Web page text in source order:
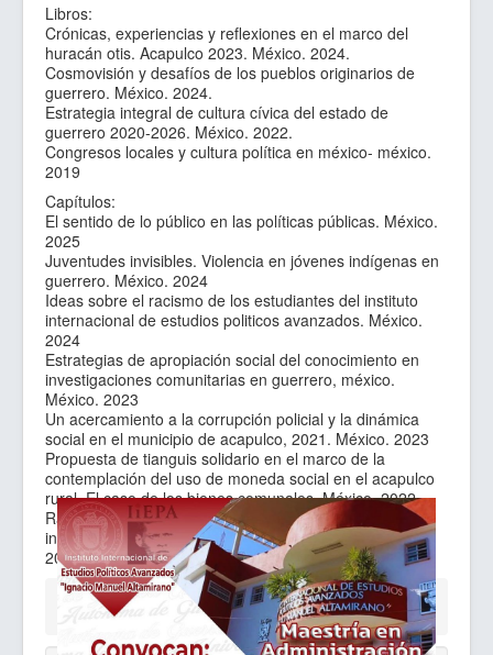
Libros:
Crónicas, experiencias y reflexiones en el marco del
huracán otis. Acapulco 2023. México. 2024.
Cosmovisión y desafíos de los pueblos originarios de
guerrero. México. 2024.
Estrategia integral de cultura cívica del estado de
guerrero 2020-2026. México. 2022.
Congresos locales y cultura política en méxico- méxico.
2019
Capítulos:
El sentido de lo público en las políticas públicas. México.
2025
Juventudes invisibles. Violencia en jóvenes indígenas en
guerrero. México. 2024
Ideas sobre el racismo de los estudiantes del instituto
internacional de estudios politicos avanzados. México.
2024
Estrategias de apropiación social del conocimiento en
investigaciones comunitarias en guerrero, méxico.
México. 2023
Un acercamiento a la corrupción policial y la dinámica
social en el municipio de acapulco, 2021. México. 2023
Propuesta de tianguis solidario en el marco de la
contemplación del uso de moneda social en el acapulco
rural. El caso de los bienes comunales. México. 2022
Racismo en méxico. Apuntes para trabajar sobre
instituciones y políticas públicas incluyentes. México.
2022
Está aquí: Inicio
Núcleo Académico
Uncategorised
Dr. Silvestre Licea Dorantes